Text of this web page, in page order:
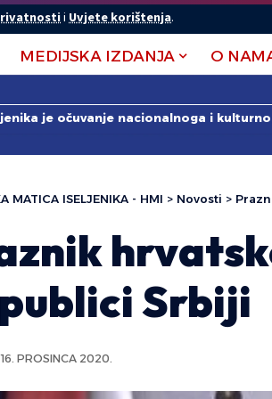
i Uvjete korištenja.
MEDIJSKA IZDANJA O
je očuvanje nacionalnoga i
MATICA ISELJENIKA - HMI > Novosti >
Srbiji
16. PROSINCA 2020.